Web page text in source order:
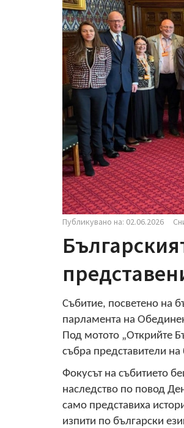
Публикувано на: 02.06.2026
Събитие, посветено на
парламента на
Под мотото „Открийте
събра представители на
Фокусът на събитието
наследство по повод
само представиха
изпити по български